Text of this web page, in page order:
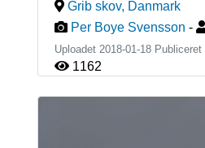
Grib skov, Danmark
Per Boye Svensson -
Uploadet 2018-01-18 Publiceret
1162